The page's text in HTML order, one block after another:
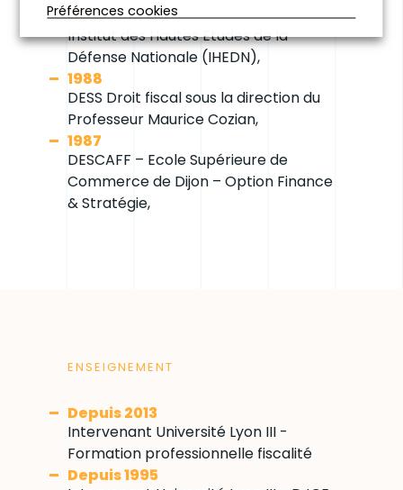
2003
Institut des Hautes Etudes de la
Défense Nationale (IHEDN),
1988
DESS Droit fiscal sous la direction du
Professeur Maurice Cozian,
1987
DESCAFF – Ecole Supérieure de
Commerce de Dijon – Option Finance
& Stratégie,
ENSEIGNEMENT
Depuis 2013
Intervenant Université Lyon III -
Formation professionnelle fiscalité
Depuis 1995
Préférences cookies